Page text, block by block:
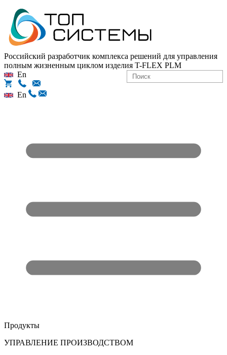
Российский разработчик комплекса решений для управления
полным жизненным циклом изделия T-FLEX PLM
En
En
Продукты
УПРАВЛЕНИЕ ПРОИЗВОДСТВОМ